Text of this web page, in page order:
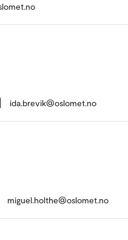
ida.brevik@oslomet.no
miguel.holthe@oslomet.no